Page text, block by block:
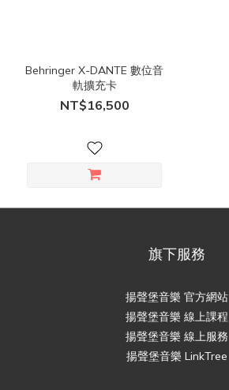
Behringer X-DANTE 數位音
軌擴充卡
NT$16,500
旗下服務
揚聲堡音樂 官方網站
揚聲堡音樂 線上課程
揚聲堡音樂 線上服務
揚聲堡音樂 LinkTree